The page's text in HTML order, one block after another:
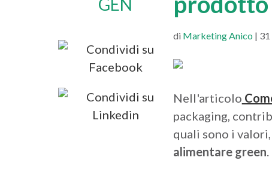
GEN
di Marketing Anico | 31
Nell'articolo
packaging,
quali sono i
alimentare green.